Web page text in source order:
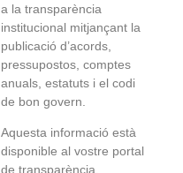
a la transparència
institucional mitjançant la
publicació d’acords,
pressupostos, comptes
anuals, estatuts i el codi
de bon govern.
Aquesta informació està
disponible al vostre portal
de transparència,